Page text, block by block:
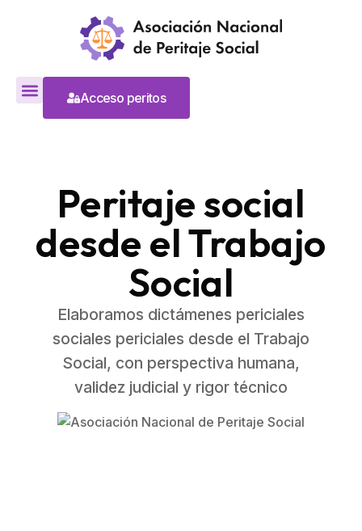
Acceso peritos
Peritaje social
desde el Trabajo
Social
Elaboramos dictámenes periciales
sociales periciales desde el Trabajo
Social, con perspectiva humana,
validez judicial y rigor técnico